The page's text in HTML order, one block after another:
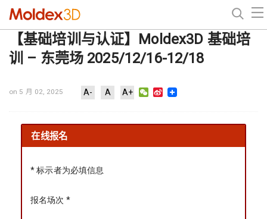
【基础培训与认证】Moldex3D 基础培
训 – 东莞场 2025/12/16-12/18
on 5 月 02, 2025 A- A A+ WeChat
Sina
在线报名
* 标示者为必填信息
报名场次 *